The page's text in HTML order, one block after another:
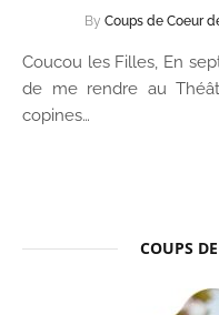
By Coups de Coeur
Coucou les Filles, En
de me rendre au
copines…
COUPS